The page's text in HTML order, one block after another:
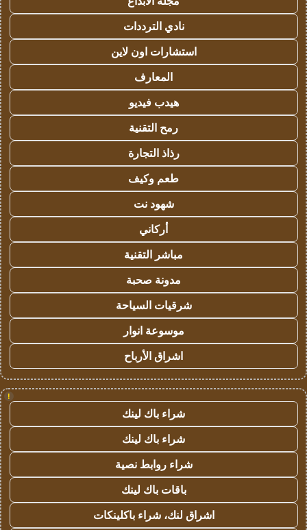
نادي الترددات
استشارات اون لاين
المعارف
هيدب فيديو
رمح التقنية
رذاذ التجارة
طعم وكيف
شهود نت
أركاني
مباشر التقنية
مدونة صحبة
شرقيات السياحة
موسوعة انوار
اشراق الأرباح
!
شراء باك لينك
شراء باك لينك
شراء روابط نصية
باقات باك لينك
اشراق لنك، شراء باكلينكات